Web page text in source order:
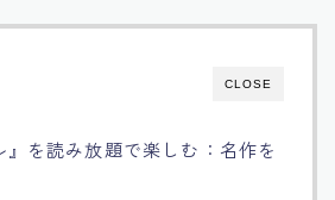
CLOSE
』を読み放題で楽しむ：名作を